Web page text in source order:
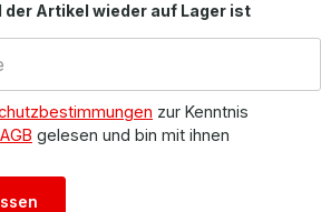
Artikel wieder auf Lager ist
zur Kenntnis
AGB gelesen und bin mit ihnen